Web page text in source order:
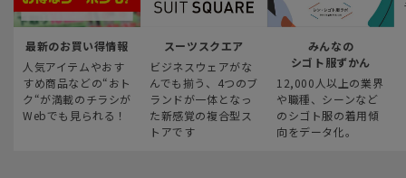
最新のお買い得情報
人気アイテムやおす
すめ商品などの“おト
ク“が満載のチラシが
Webでも見られる！
スーツスクエア
ビジネスウェアがな
んでも揃う、4つのブ
ランドが一体となっ
た新感覚の複合型ス
トアです
みんなの
シゴト服ずかん
12,000人以上の業界
や職種、シーンなど
のシゴト服の着用傾
向をデータ化。